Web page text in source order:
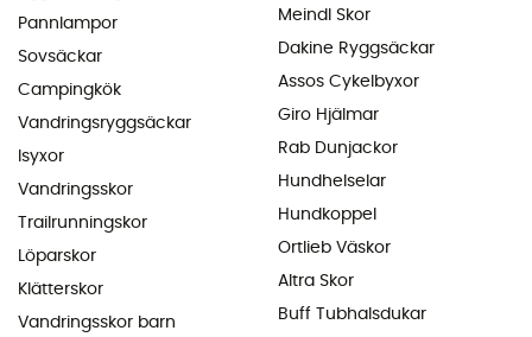
Pannlampor
Sovsäckar
Campingkök
Vandringsryggsäckar
Isyxor
Vandringsskor
Trailrunningskor
Löparskor
Klätterskor
Vandringsskor barn
Meindl Skor
Dakine Ryggsäckar
Assos Cykelbyxor
Giro Hjälmar
Rab Dunjackor
Hundhelselar
Hundkoppel
Ortlieb Väskor
Altra Skor
Buff Tubhalsdukar